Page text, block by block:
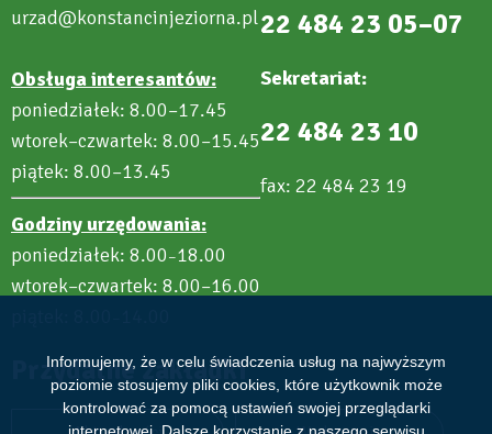
Informujemy, że w celu świadczenia usług na najwyższym
poziomie stosujemy pliki cookies, które użytkownik może
kontrolować za pomocą ustawień swojej przeglądarki
urzad@konstancinjeziorna.pl
Obsługa interesantów:
poniedziałek: 8.00–17.45
wtorek–czwartek: 8.00–15.45
piątek: 8.00–13.45
Godziny urzędowania:
poniedziałek: 8.00–18.00
wtorek–czwartek: 8.00–16.00
22 484 23 05–07
Sekretariat:
22 484 23 10
fax: 22 484 23 19
Przydatne zakładki